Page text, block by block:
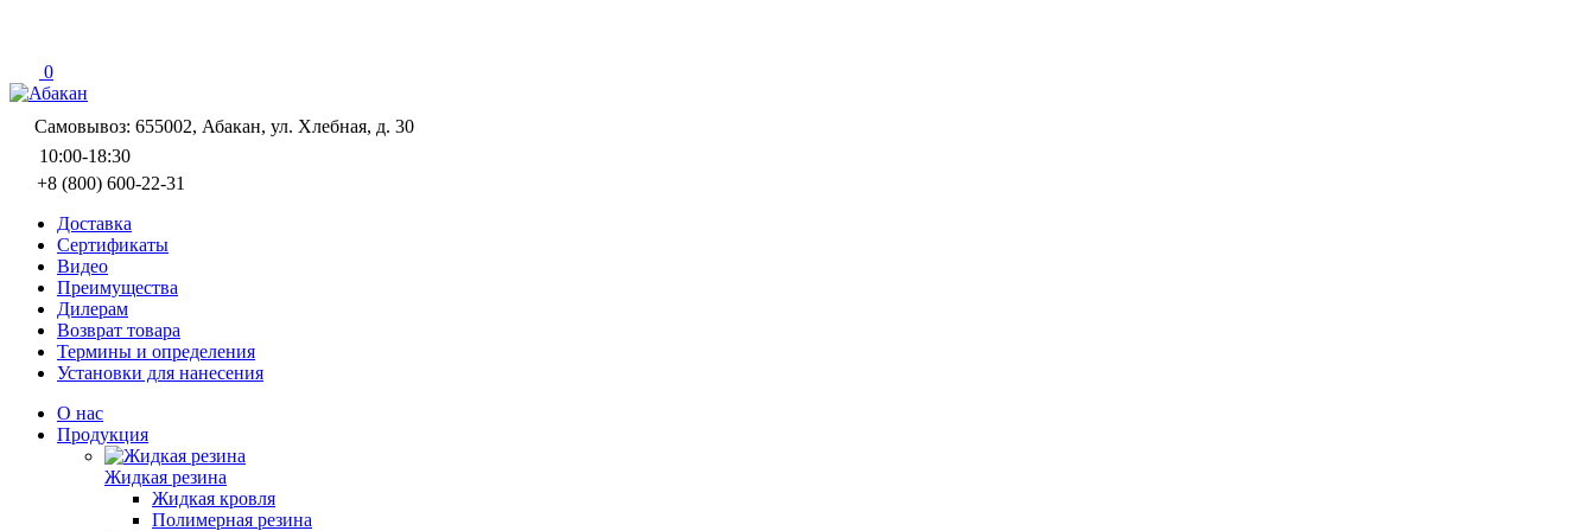
0
Самовывоз: 655002, Абакан, ул. Хлебная, д. 30
10:00-18:30
+8 (800) 600-22-31
Доставка
Сертификаты
Видео
Преимущества
Дилерам
Возврат товара
Термины и определения
Установки для нанесения
О нас
Продукция
Жидкая резина
Жидкая кровля
Полимерная резина